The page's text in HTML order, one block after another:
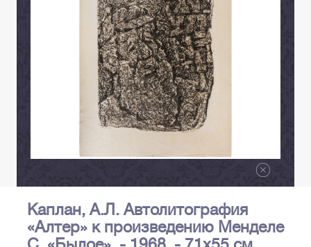
Каплан, А.Л. Автолитография
«Алтер» к произведению Менделе